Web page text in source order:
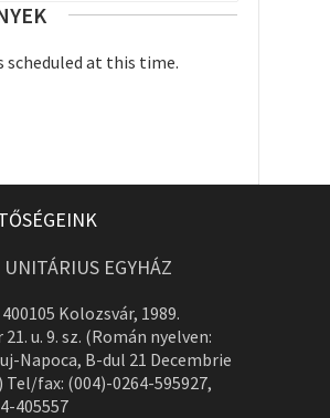
scheduled at this time.
UNITÁRIUS EGYHÁZ
400105 Kolozsvár, 1989.
u. 9. sz. (Román nyelven:
Napoca, B-dul 21 Decembrie
Tel/fax: (004)-0264-595927,
405557